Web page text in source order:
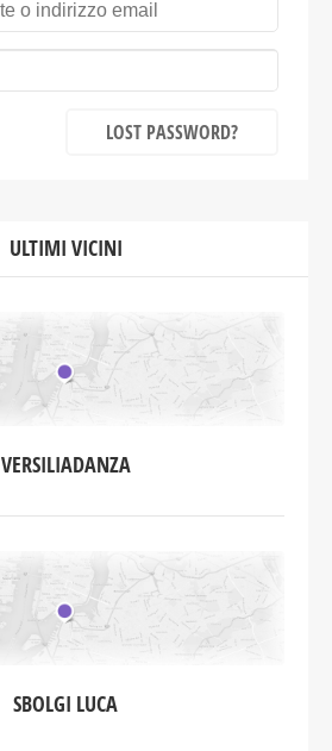
LOST PASSWORD?
ULTIMI VICINI
VERSILIADANZA
SBOLGI LUCA